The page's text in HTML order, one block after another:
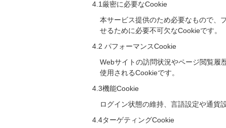
4.1厳密に必要なCookie
本サービス提供のため必要なもので、
せるために必要不可欠なCookieです。
4.2 パフォーマンスCookie
Webサイトの訪問状況やページ閲覧履
使用されるCookieです。
4.3機能Cookie
ログイン状態の維持、言語設定や通貨
4.4ターゲティングCookie